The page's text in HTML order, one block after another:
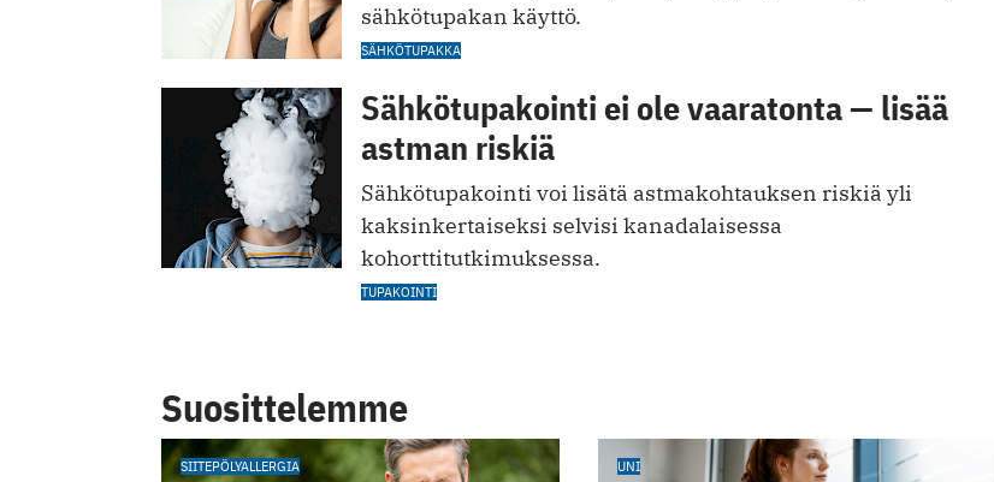
sähkötupakan käyttö.
SÄHKÖTUPAKKA
Sähkötupakointi ei ole vaaratonta — lisää
astman riskiä
Sähkötupakointi voi lisätä astmakohtauksen riskiä yli
kaksinkertaiseksi selvisi kanadalaisessa
kohorttitutkimuksessa.
TUPAKOINTI
Suosittelemme
SIITEPÖLYALLERGIA UNI